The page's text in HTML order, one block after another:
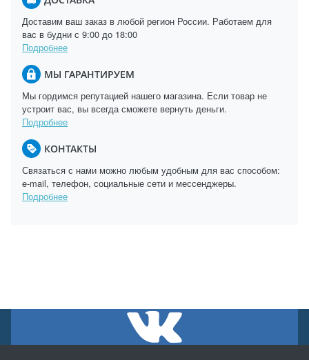
Доставим ваш заказ в любой регион России. Работаем для
вас в будни с 9:00 до 18:00
Подробнее
МЫ ГАРАНТИРУЕМ
Мы гордимся репутацией нашего магазина. Если товар не
устроит вас, вы всегда сможете вернуть деньги.
Подробнее
КОНТАКТЫ
Связаться с нами можно любым удобным для вас способом:
e-mail, телефон, социальные сети и мессенджеры.
Подробнее